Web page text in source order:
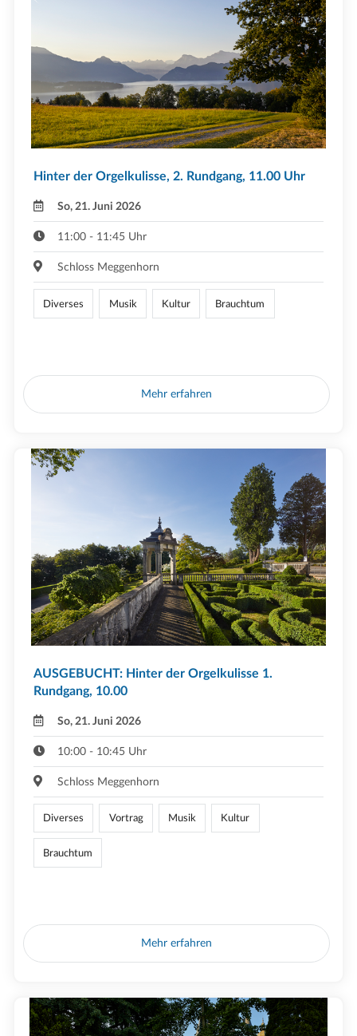
Hinter der Orgelkulisse, 2. Rundgang, 11.00 Uhr
So, 21. Juni 2026
11:00 - 11:45 Uhr
Schloss Meggenhorn
Diverses Musik Kultur Brauchtum
Mehr erfahren
AUSGEBUCHT: Hinter der Orgelkulisse 1.
Rundgang, 10.00
So, 21. Juni 2026
10:00 - 10:45 Uhr
Schloss Meggenhorn
Diverses Vortrag Musik Kultur
Brauchtum
Mehr erfahren